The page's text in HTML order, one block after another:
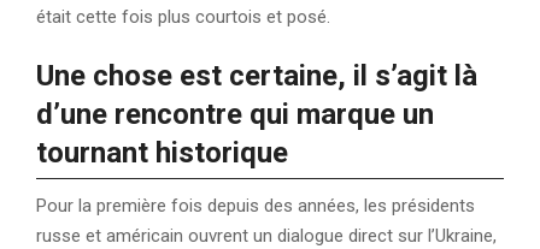
était cette fois plus courtois et posé.
Une chose est certaine, il s’agit là
d’une rencontre qui marque un
tournant historique
Pour la première fois depuis des années, les présidents
russe et américain ouvrent un dialogue direct sur l’Ukraine,